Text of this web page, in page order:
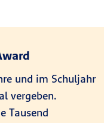
und im Schuljahr
vergeben.
Tausend